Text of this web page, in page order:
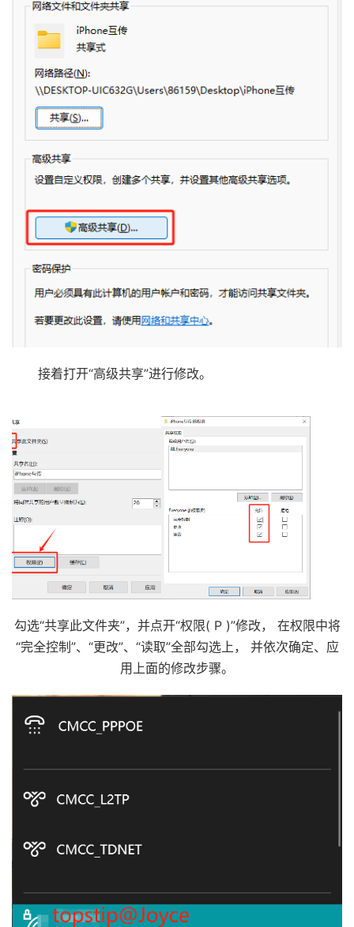
接着打开“高级共享”进行修改。
勾选“共享此文件夹”，并点开“权限( P )”修改， 在权限中将
“完全控制”、“更改”、“读取”全部勾选上， 并依次确定、应
用上面的修改步骤。